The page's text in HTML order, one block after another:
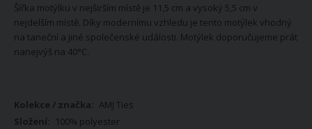
Šířka motýlku v nejširším místě je 11,5 cm a vysoký 5,5 cm v
nejdelším místě. Díky modernímu vzhledu je tento motýlek vhodný
na taneční a jiné společenské události. Motýlek doporučujeme prát
nanejvýš na 40°C.
Více
informací
AMJ Ties
100% polyester